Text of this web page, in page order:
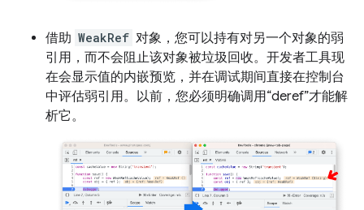
借助 WeakRef 对象，您可以持有对另一个对象的弱
引用，而不会阻止该对象被垃圾回收。开发者工具现
在会显示值的内嵌预览，并在调试期间直接在控制台
中评估弱引用。以前，您必须明确调用“deref”才能解
析它。